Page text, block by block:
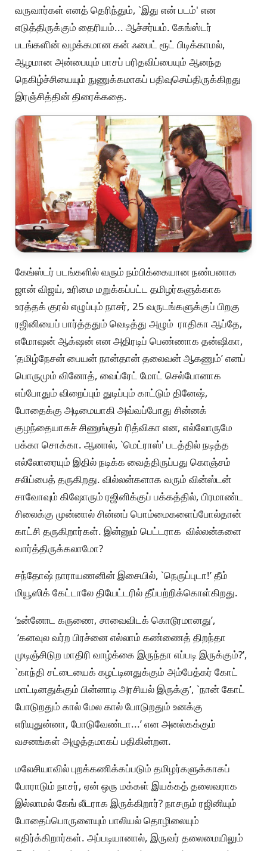
வருவார்கள் எனத் தெரிந்தும், `இது என் படம்' என
எடுத்திருக்கும் தைரியம்... ஆச்சர்யம். கேங்ஸ்டர்
படங்களின் வழக்கமான கன் ஃபைட் ரூட் பிடிக்காமல்,
ஆழமான அன்பையும் பாசப் பரிதவிப்பையும் ஆனந்த
நெகிழ்ச்சியையும் நுணுக்கமாகப் பதிவுசெய்திருக்கிறது
இரஞ்சித்தின் திரைக்கதை.
கேங்ஸ்டர் படங்களில் வரும் நம்பிக்கையான நண்பனாக
ஜான் விஜய், உரிமை மறுக்கப்பட்ட தமிழர்களுக்காக
உரத்தக் குரல் எழுப்பும் நாசர், 25 வருடங்களுக்குப் பிறகு
ரஜினியைப் பார்த்ததும் வெடித்து அழும் ராதிகா ஆப்தே,
எமோஷன் ஆக்‌ஷன் என அதிரடிப் பெண்ணாக தன்ஷிகா,
‘தமிழ்நேசன் பையன் நான்தான் தலைவன் ஆகணும்’ எனப்
பொருமும் வினோத், வைப்ரேட் மோட் செல்போனாக
எப்போதும் விறைப்பும் துடிப்பும் காட்டும் தினேஷ்,
போதைக்கு அடிமையாகி அவ்வப்போது சின்னக்
குழந்தையாகச் சிணுங்கும் ரித்விகா என, எல்லோருமே
பக்கா சொக்கா. ஆனால், `மெட்ராஸ்' படத்தில் நடித்த
எல்லோரையும் இதில் நடிக்க வைத்திருப்பது கொஞ்சம்
சலிப்பைத் தருகிறது. வில்லன்களாக வரும் வின்ஸ்டன்
சாவோவும் கிஷோரும் ரஜினிக்குப் பக்கத்தில், பிரமாண்ட
சிலைக்கு முன்னால் சின்னப் பொம்மைகளைப்போல்தான்
காட்சி தருகிறார்கள். இன்னும் பெட்டராக வில்லன்களை
வார்த்திருக்கலாமோ?
சந்தோஷ் நாராயணனின் இசையில், `நெருப்புடா!’ தீம்
மியூஸிக் கேட்டாலே தியேட்டரில் தீப்பற்றிக்கொள்கிறது.
‘உன்னோட கருணை, சாவைவிடக் கொடூரமானது’,
‘கனவுல வர்ற பிரச்னை எல்லாம் கண்ணைத் திறந்தா
முடிஞ்சிடுற மாதிரி வாழ்க்கை இருந்தா எப்படி இருக்கும்?’,
`காந்தி சட்டையைக் கழட்டினதுக்கும் அம்பேத்கர் கோட்
மாட்டினதுக்கும் பின்னாடி அரசியல் இருக்கு’, `நான் கோட்
போடுறதும் கால் மேல கால் போடுறதும் உனக்கு
எரியுதுன்னா, போடுவேண்டா...’ என அனல்கக்கும்
வசனங்கள் அழுத்தமாகப் பதிகின்றன.
மலேசியாவில் புறக்கணிக்கப்படும் தமிழர்களுக்காகப்
போராடும் நாசர், ஏன் ஒரு மக்கள் இயக்கத் தலைவராக
இல்லாமல் கேங் லீடராக இருக்கிறார்? நாசரும் ரஜினியும்
போதைப்பொருளையும் பாலியல் தொழிலையும்
எதிர்க்கிறார்கள். அப்படியானால், இருவர் தலைமையிலும்